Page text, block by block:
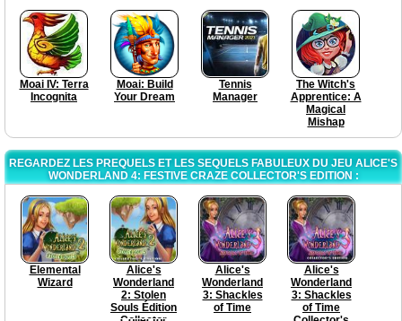
Moai IV: Terra
Incognita
Moai: Build
Your Dream
Tennis
Manager
The Witch's
Apprentice: A
Magical
Mishap
REGARDEZ LES PREQUELS ET LES SEQUELS FABULEUX DU JEU ALICE'S
WONDERLAND 4: FESTIVE CRAZE COLLECTOR'S EDITION :
Elemental
Wizard
Alice's
Wonderland
2: Stolen
Souls Édition
Alice's
Wonderland
3: Shackles
of Time
Alice's
Wonderland
3: Shackles
of Time